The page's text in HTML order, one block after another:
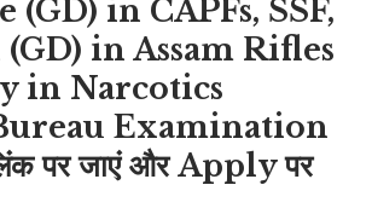
(GD) in CAPFs, SSF,
in Assam Rifles
in Narcotics
Examination
पर जाएं और Apply पर